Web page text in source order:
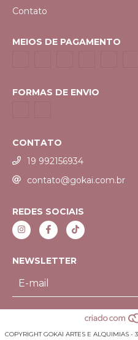
Contato
MEIOS DE PAGAMENTO
CONTATO
19 992156934
REDES SOCIAIS
NEWSLETTER